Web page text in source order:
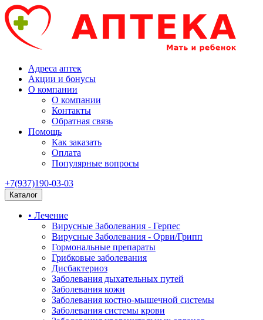
Адреса аптек
Акции и бонусы
О компании
О компании
Контакты
Обратная связь
Помощь
Как заказать
Оплата
Популярные вопросы
+7(937)190-03-03
Каталог
• Лечение
Вирусные Заболевания - Герпес
Вирусные Заболевания - Орви/Грипп
Гормональные препараты
Грибковые заболевания
Дисбактериоз
Заболевания дыхательных путей
Заболевания кожи
Заболевания костно-мышечной системы
Заболевания системы крови